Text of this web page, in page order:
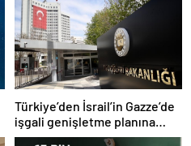
Türkiye’den İsrail’in Gazze’de
işgali genişletme planına
tepki